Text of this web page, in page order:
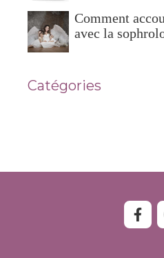
Comment
avec la
Catégories